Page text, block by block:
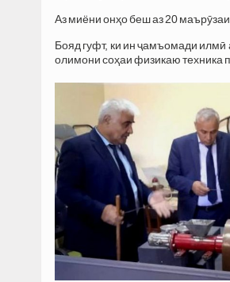
Аз миёни онҳо беш аз 20
Бояд гуфт, ки ин ҷамъомади илмӣ
олимони соҳаи физикаю техника